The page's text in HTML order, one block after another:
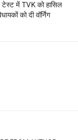
में TVK को हासिल
को दी वॉर्निंग